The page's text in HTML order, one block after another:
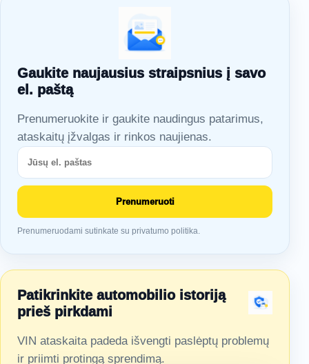
Gaukite naujausius straipsnius į savo
el. paštą
Prenumeruokite ir gaukite naudingus patarimus,
ataskaitų įžvalgas ir rinkos naujienas.
Prenumeruoti
Prenumeruodami sutinkate su privatumo politika.
Patikrinkite automobilio istoriją
prieš pirkdami
VIN ataskaita padeda išvengti paslėptų problemų
ir priimti protingą sprendimą.